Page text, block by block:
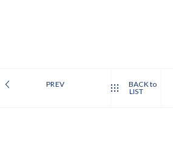
PREV
BACK to
LIST